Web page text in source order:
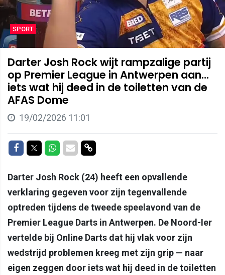
SPORT
Darter Josh Rock wijt rampzalige partij
op Premier League in Antwerpen aan...
iets wat hij deed in de toiletten van de
AFAS Dome
19/02/2026 11:01
Delen op Facebook
Delen op Twitter
Delen op Whatsapp
Delen via Mail
Delen via link
Darter Josh Rock (24) heeft een opvallende
verklaring gegeven voor zijn tegenvallende
optreden tijdens de tweede speelavond van de
Premier League Darts in Antwerpen. De Noord-Ier
vertelde bij Online Darts dat hij vlak voor zijn
wedstrijd problemen kreeg met zijn grip — naar
eigen zeggen door iets wat hij deed in de toiletten